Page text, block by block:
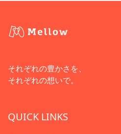
それぞれの豊かさを、
それぞれの想いで。
QUICK LINKS